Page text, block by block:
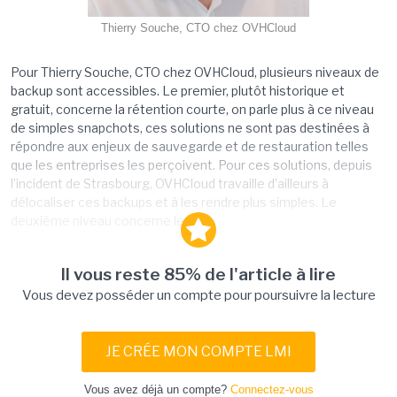
Thierry Souche, CTO chez OVHCloud
Pour Thierry Souche, CTO chez OVHCloud, plusieurs niveaux de
backup sont accessibles. Le premier, plutôt historique et
gratuit, concerne la rétention courte, on parle plus à ce niveau
de simples snapchots, ces solutions ne sont pas destinées à
répondre aux enjeux de sauvegarde et de restauration telles
que les entreprises les perçoivent. Pour ces solutions, depuis
l’incident de Strasbourg, OVHCloud travaille d’ailleurs à
délocaliser ces backups et à les rendre plus simples. Le
deuxième niveau concerne les...
Il vous reste 85% de l'article à lire
Vous devez posséder un compte pour poursuivre la lecture
JE CRÉE MON COMPTE LMI
Vous avez déjà un compte? Connectez-vous